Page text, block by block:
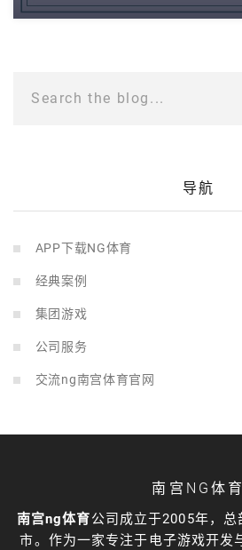
Search the blog...
导航
APP下载NG体育
经典案例
集团游戏
公司服务
交流ng南宫体育官网
南宫NG体育
南宫ng体育公司成立于2005年，
市。作为一家专注于电子游戏开发